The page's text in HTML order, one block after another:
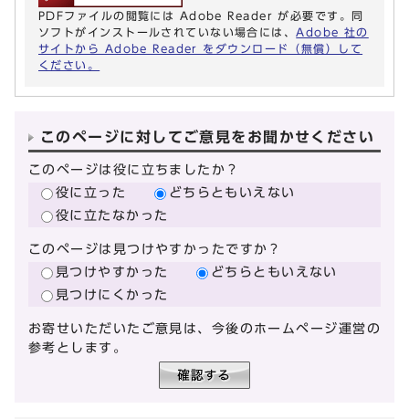
PDFファイルの閲覧には Adobe Reader が必要です。同
ソフトがインストールされていない場合には、 Adobe 社の
サイトから Adobe Reader をダウンロード（無償）して
ください。
このページに対してご意見をお聞かせください
このページは役に立ちましたか？
役に立った
どちらともいえない
役に立たなかった
このページは見つけやすかったですか？
見つけやすかった
どちらともいえない
見つけにくかった
お寄せいただいたご意見は、今後のホームページ運営の
参考とします。